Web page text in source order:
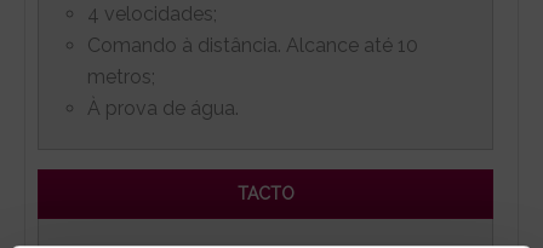
4 velocidades;
Comando à distância. Alcance até 10
metros;
À prova de água.
TACTO